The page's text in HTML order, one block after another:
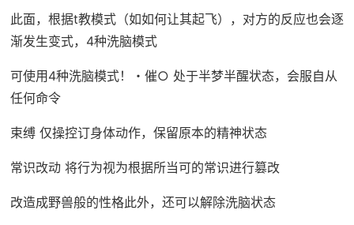
此面，根据t教模式（如如何让其起飞），对方的反应也会逐
渐发生变式，4种洗脑模式
可使用4种洗脑模式！・催○ 处于半梦半醒状态，会服自从
任何命令
束缚 仅操控订身体动作，保留原本的精神状态
常识改动 将行为视为根据所当可的常识进行篡改
改造成野兽般的性格此外，还可以解除洗脑状态